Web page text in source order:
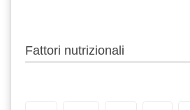
Fattori nutrizionali